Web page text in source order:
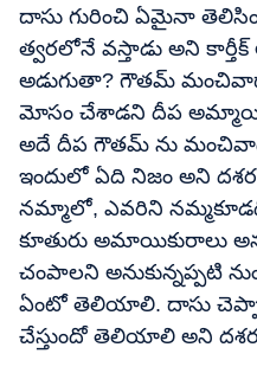
దాసు గురించి ఏమైనా
త్వరలోనే వస్తాడు అని కార్తీక్
అడుగుతా? గౌతమ్
మోసం చేశాడని దీప
అదే దీప గౌతమ్ ను
ఇందులో ఏది నిజం అని
నమ్మాలో, ఎవరిని
కూతురు అమాయికురాలు
చంపాలని అనుకున్నప్పటి
ఏంటో తెలియాలి. దాసు
చేస్తుందో తెలియాలి అని